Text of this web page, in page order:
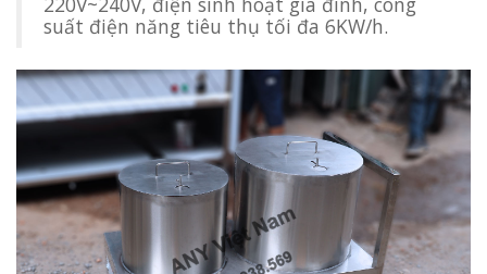
suất điện năng tiêu thụ tối đa 6KW/h.